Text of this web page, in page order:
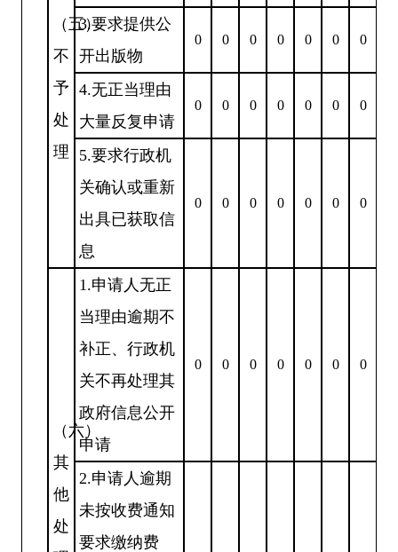
（五）
不
予
处
理
3.要求提供公
开出版物
0 0 0 0 0 0 0
4.无正当理由
大量反复申请
0 0 0 0 0 0 0
5.要求行政机
关确认或重新
出具已获取信
息
0 0 0 0 0 0 0
（六）
其
他
处
1.申请人无正
当理由逾期不
补正、行政机
关不再处理其
政府信息公开
申请
0 0 0 0 0 0 0
2.申请人逾期
未按收费通知
要求缴纳费